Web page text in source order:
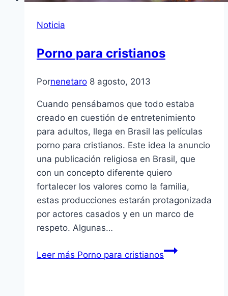
Noticia
Porno para cristianos
Pornenetaro 8 agosto, 2013
Cuando pensábamos que todo estaba
creado en cuestión de entretenimiento
para adultos, llega en Brasil las películas
porno para cristianos. Este idea la anuncio
una publicación religiosa en Brasil, que
con un concepto diferente quiero
fortalecer los valores como la familia,
estas producciones estarán protagonizada
por actores casados y en un marco de
respeto. Algunas…
Leer más Porno para cristianos